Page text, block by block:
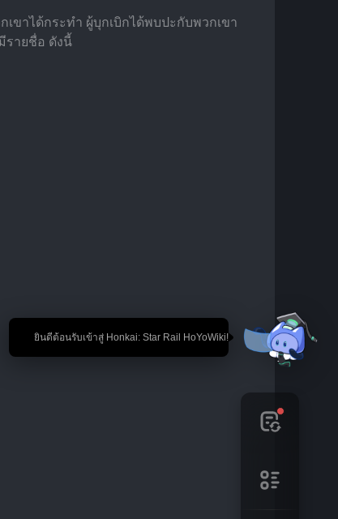
🎉 ยินดีต้อนรับเข้าสู่ Honkai: Star Rail HoYoWiki!
าได้กระทำ ผู้บุกเบิกได้พบปะกับพวกเขา
รายชื่อ ดังนี้